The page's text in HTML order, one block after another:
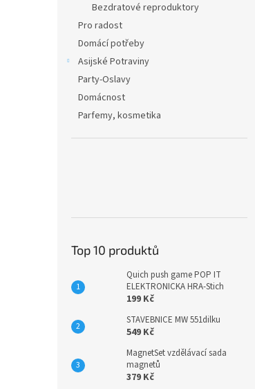
Bezdratové reproduktory
Pro radost
Domácí potřeby
Asijské Potraviny
Party-Oslavy
Domácnost
Parfemy, kosmetika
Top 10 produktů
Quich push game POP IT
ELEKTRONICKA HRA-Stich
199 Kč
STAVEBNICE MW 551dilku
549 Kč
MagnetSet vzdělávací sada
magnetů
379 Kč